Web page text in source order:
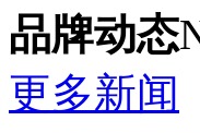
品牌动态
更多新闻